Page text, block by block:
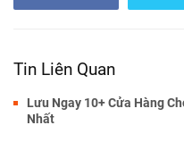
Tin Liên Quan
Lưu Ngay 10+ Cửa Hàng
Nhất